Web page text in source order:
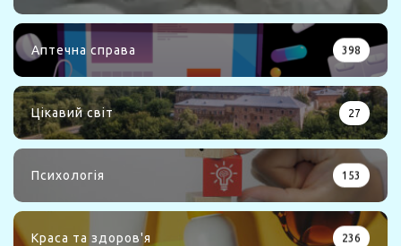
Аптечна справа 398
Цікавий світ 27
Психологія 153
Краса та здоров'я 236